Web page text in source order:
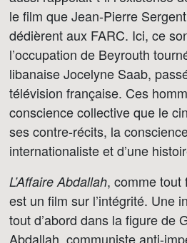
le film que Jean-Pierre
dédièrent aux FARC. Ici, ce
l’occupation de Beyrouth
libanaise Jocelyne Saab,
télévision française. Ces
conscience collective que le
ses contre-récits, la
internationaliste et d’une
L’Affaire Abdallah, comme tout
est un film sur l’intégrité. Une
tout d’abord dans la figure de
Abdallah, communiste anti-